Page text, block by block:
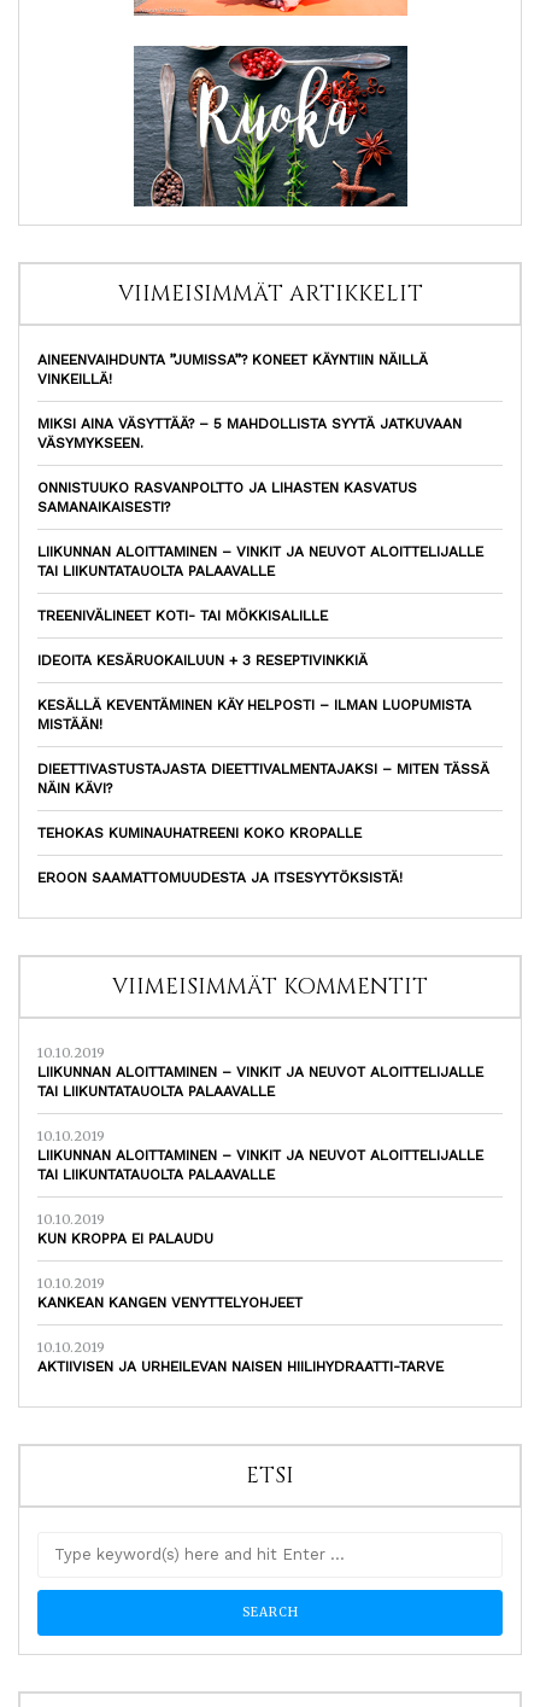
VIIMEISIMMÄT ARTIKKELIT
AINEENVAIHDUNTA ”JUMISSA”? KONEET KÄYNTIIN NÄILLÄ
VINKEILLÄ!
MIKSI AINA VÄSYTTÄÄ? – 5 MAHDOLLISTA SYYTÄ JATKUVAAN
VÄSYMYKSEEN.
ONNISTUUKO RASVANPOLTTO JA LIHASTEN KASVATUS
SAMANAIKAISESTI?
LIIKUNNAN ALOITTAMINEN – VINKIT JA NEUVOT ALOITTELIJALLE
TAI LIIKUNTATAUOLTA PALAAVALLE
TREENIVÄLINEET KOTI- TAI MÖKKISALILLE
IDEOITA KESÄRUOKAILUUN + 3 RESEPTIVINKKIÄ
KESÄLLÄ KEVENTÄMINEN KÄY HELPOSTI – ILMAN LUOPUMISTA
MISTÄÄN!
DIEETTIVASTUSTAJASTA DIEETTIVALMENTAJAKSI – MITEN TÄSSÄ
NÄIN KÄVI?
TEHOKAS KUMINAUHATREENI KOKO KROPALLE
EROON SAAMATTOMUUDESTA JA ITSESYYTÖKSISTÄ!
VIIMEISIMMÄT KOMMENTIT
10.10.2019
LIIKUNNAN ALOITTAMINEN – VINKIT JA NEUVOT ALOITTELIJALLE
TAI LIIKUNTATAUOLTA PALAAVALLE
10.10.2019
LIIKUNNAN ALOITTAMINEN – VINKIT JA NEUVOT ALOITTELIJALLE
TAI LIIKUNTATAUOLTA PALAAVALLE
10.10.2019
KUN KROPPA EI PALAUDU
10.10.2019
KANKEAN KANGEN VENYTTELYOHJEET
10.10.2019
AKTIIVISEN JA URHEILEVAN NAISEN HIILIHYDRAATTI-TARVE
ETSI